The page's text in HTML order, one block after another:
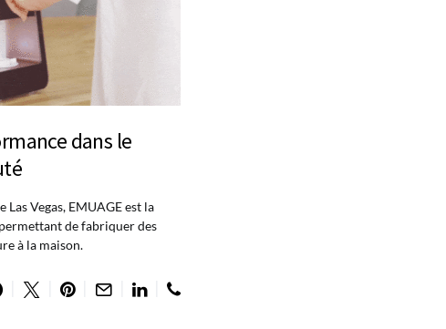
dans le
Vegas, EMUAGE est la
de fabriquer des
à la maison.